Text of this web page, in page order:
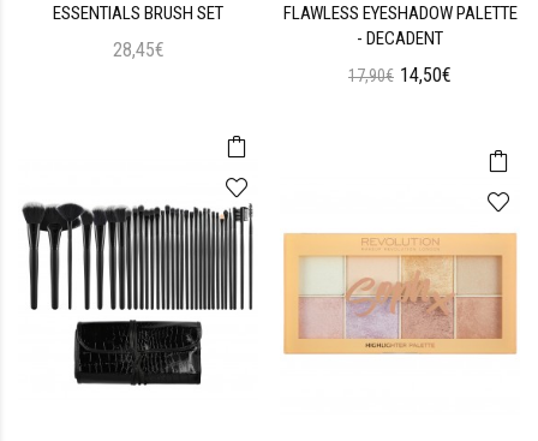
ESSENTIALS BRUSH SET
28,45€
FLAWLESS EYESHADOW PALETTE
- DECADENT
17,90€ 14,50€